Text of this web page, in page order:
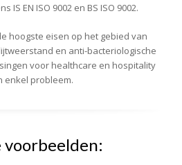
IS EN ISO 9002 en BS ISO 9002.
hoogste eisen op het gebied van
en anti-bacteriologische
voor healthcare en hospitality
enkel probleem.
voorbeelden: